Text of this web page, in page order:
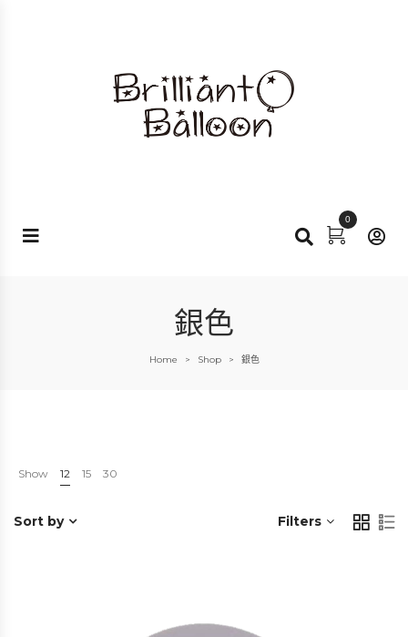
0
銀色
Home > Shop > 銀色
Show 12 15 30
Filters
Sort by